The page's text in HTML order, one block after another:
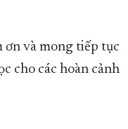
và mong tiếp tục
cho các hoàn cảnh